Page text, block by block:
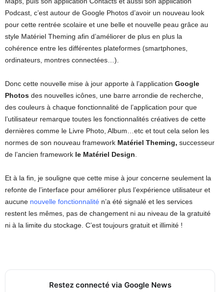
Podcast, c’est autour de Google Photos d’avoir un nouveau look
pour cette rentrée scolaire et une belle et nouvelle peau grâce au
style Matériel Theming afin d’améliorer de plus en plus la
cohérence entre les différentes plateformes (smartphones,
ordinateurs, montres connectées…).
Donc cette nouvelle mise à jour apporte à l’application Google
Photos des nouvelles icônes, une barre arrondie de recherche,
des couleurs à chaque fonctionnalité de l’application pour que
l’utilisateur remarque toutes les fonctionnalités créatives de cette
dernières comme le Livre Photo, Album…etc et tout cela selon les
normes de son nouveau framework Matériel Theming, successeur
de l’ancien framework le Matériel Design
Et à la fin, je souligne que cette mise à jour concerne seulement la
refonte de l’interface pour améliorer plus l’expérience utilisateur et
aucune nouvelle fonctionnalité n’a été signalé et les services
restent les mêmes, pas de changement ni au niveau de la gratuité
ni à la limite du stockage. C’est toujours gratuit et illimité !
Restez connecté via Google News